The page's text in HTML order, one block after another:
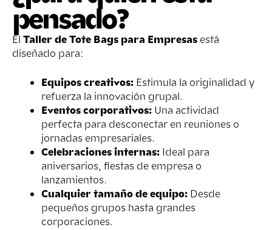
pensado?
El Taller de Tote Bags para Empresas está
diseñado para:
Equipos creativos: Estimula la originalidad y
refuerza la innovación grupal.
Eventos corporativos: Una actividad
perfecta para desconectar en reuniones o
jornadas empresariales.
Celebraciones internas: Ideal para
aniversarios, fiestas de empresa o
lanzamientos.
Cualquier tamaño de equipo: Desde
pequeños grupos hasta grandes
corporaciones.